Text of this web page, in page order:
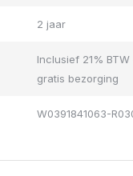
2 jaar
Inclusief 21%
gratis bezorging
W0391841063-